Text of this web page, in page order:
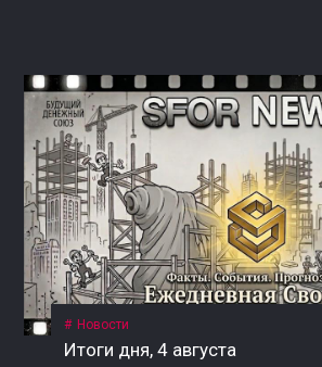
Новости
Итоги дня, 4 августа